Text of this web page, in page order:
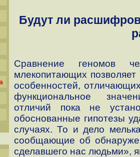
Будут ли
Сравнение геномов
млекопитающих позволяет
особенностей,
функциональное
отличий пока не
обоснованные гипотезы
случаях. То и дело
сообщающие об
сделавшего нас людьми»,